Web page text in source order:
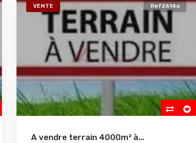
VENTE Ref2614a
A vendre terrain 4000m² à...